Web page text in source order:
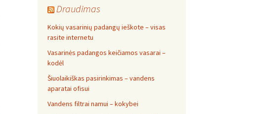
Draudimas
Kokių vasarinių padangų ieškote – visas
rasite internetu
Vasarinės padangos keičiamos vasarai –
kodėl
Šiuolaikiškas pasirinkimas – vandens
aparatai ofisui
Vandens filtrai namui – kokybei